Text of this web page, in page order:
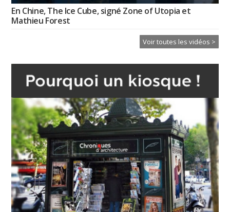
En Chine, The Ice Cube, signé Zone of Utopia et
Mathieu Forest
Voir toutes les vidéos >